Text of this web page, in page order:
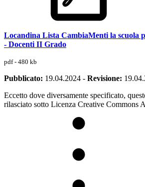
Locandina Lista CambiaMenti la scuola
- Docenti II Grado
pdf - 480 kb
Pubblicato: 19.04.2024 - Revisione:
Eccetto dove diversamente specificato,
rilasciato sotto Licenza Creative Commons